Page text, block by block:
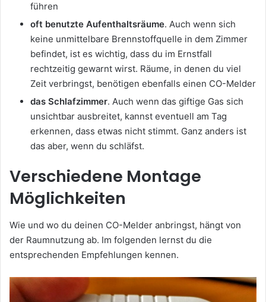
führen
oft benutzte Aufenthaltsräume. Auch wenn sich
keine unmittelbare Brennstoffquelle in dem Zimmer
befindet, ist es wichtig, dass du im Ernstfall
rechtzeitig gewarnt wirst. Räume, in denen du viel
Zeit verbringst, benötigen ebenfalls einen CO-Melder
das Schlafzimmer. Auch wenn das giftige Gas sich
unsichtbar ausbreitet, kannst eventuell am Tag
erkennen, dass etwas nicht stimmt. Ganz anders ist
das aber, wenn du schläfst.
Verschiedene Montage
Möglichkeiten
Wie und wo du deinen CO-Melder anbringst, hängt von
der Raumnutzung ab. Im folgenden lernst du die
entsprechenden Empfehlungen kennen.